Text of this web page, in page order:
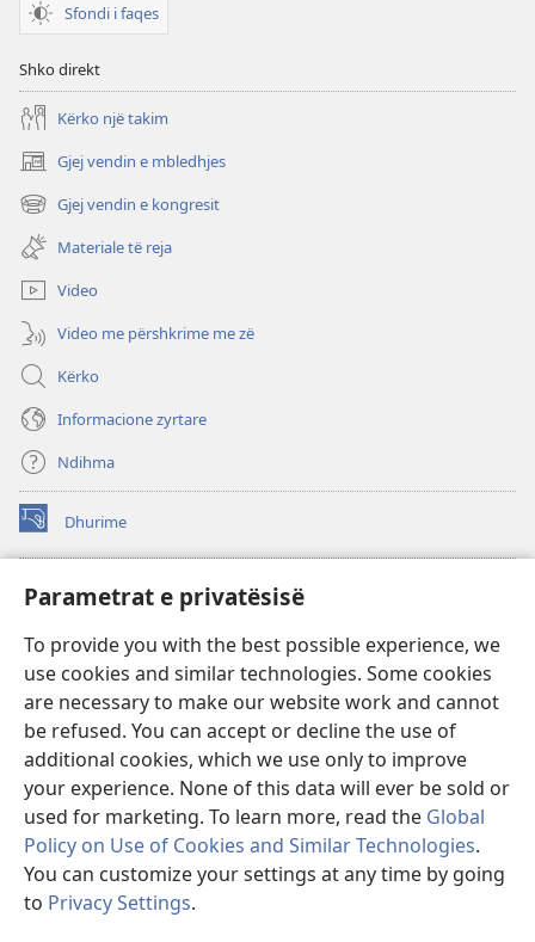
Parametrat e privatësisë
To provide you with the best possible experience, we
use cookies and similar technologies. Some cookies
are necessary to make our website work and cannot
be refused. You can accept or decline the use of
additional cookies, which we use only to improve
your experience. None of this data will ever be sold or
used for marketing. To learn more, read the Global
Policy on Use of Cookies and Similar Technologies.
You can customize your settings at any time by going
to Privacy Settings.
Sfondi i faqes
Shko direkt
Kërko një takim
Gjej vendin e mbledhjes
(hap
dritare
të
re)
Gjej vendin e kongresit
(hap
dritare
të
re)
Materiale të reja
Video
Video me përshkrime me zë
Kërko
Informacione zyrtare
Ndihma
Dhurime
(hap
dritare
re)
BIBLIOTEKA ONLINE Watchtower
(hap
të
re)
JW Hub
(hap
dritare
të
re)
JW Library
Biblioteka Watchtower
Copyright© 2026 Watch Tower Bible and Tract Society of Pennsylvania.
KUSHTET E PËRDORIMIT